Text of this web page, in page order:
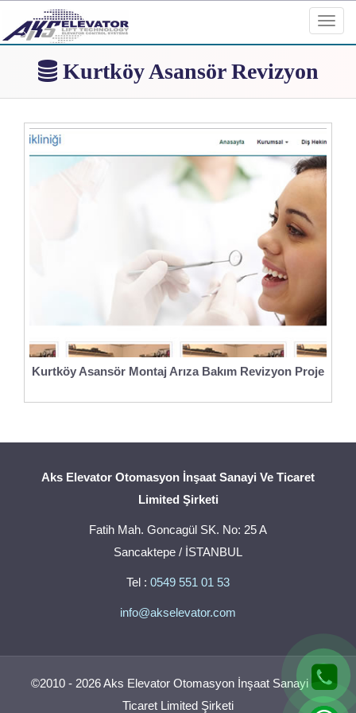
Kurtköy Asansör Revizyon
Kurtköy Asansör Montaj Arıza Bakım Revizyon Proje
Aks Elevator Otomasyon İnşaat Sanayi Ve Ticaret
Limited Şirketi
Fatih Mah. Goncagül SK. No: 25 A
Sancaktepe / İSTANBUL
Tel : 0549 551 01 53
info@akselevator.com
©2010 - 2026 Aks Elevator Otomasyon İnşaat Sanayi Ve
Ticaret Limited Şirketi